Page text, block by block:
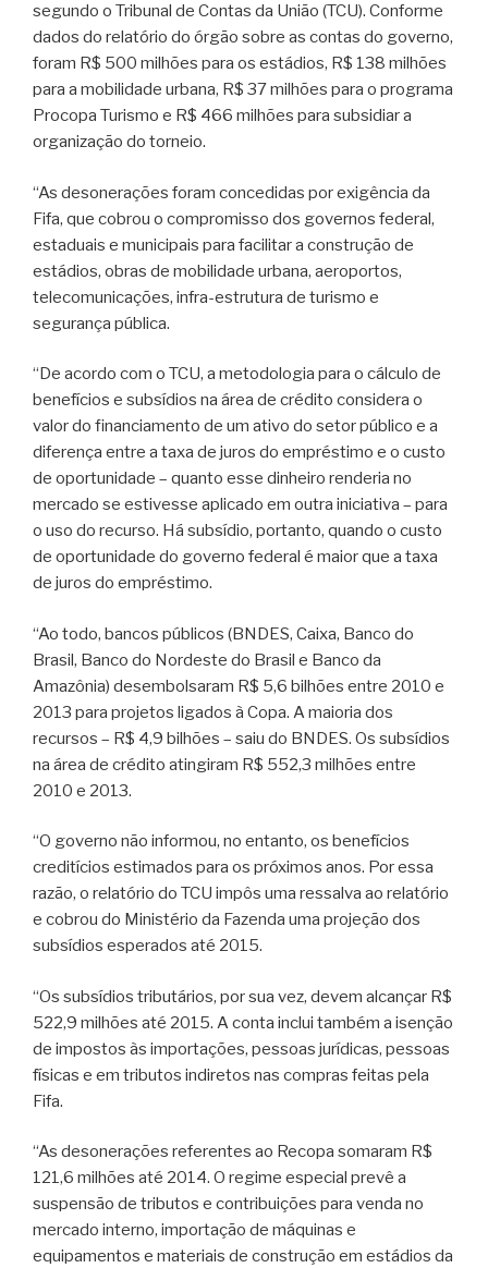
segundo o Tribunal de Contas da União (TCU). Conforme
dados do relatório do órgão sobre as contas do governo,
foram R$ 500 milhões para os estádios, R$ 138 milhões
para a mobilidade urbana, R$ 37 milhões para o programa
Procopa Turismo e R$ 466 milhões para subsidiar a
organização do torneio.
“As desonerações foram concedidas por exigência da
Fifa, que cobrou o compromisso dos governos federal,
estaduais e municipais para facilitar a construção de
estádios, obras de mobilidade urbana, aeroportos,
telecomunicações, infra-estrutura de turismo e
segurança pública.
“De acordo com o TCU, a metodologia para o cálculo de
benefícios e subsídios na área de crédito considera o
valor do financiamento de um ativo do setor público e a
diferença entre a taxa de juros do empréstimo e o custo
de oportunidade – quanto esse dinheiro renderia no
mercado se estivesse aplicado em outra iniciativa – para
o uso do recurso. Há subsídio, portanto, quando o custo
de oportunidade do governo federal é maior que a taxa
de juros do empréstimo.
“Ao todo, bancos públicos (BNDES, Caixa, Banco do
Brasil, Banco do Nordeste do Brasil e Banco da
Amazônia) desembolsaram R$ 5,6 bilhões entre 2010 e
2013 para projetos ligados à Copa. A maioria dos
recursos – R$ 4,9 bilhões – saiu do BNDES. Os subsídios
na área de crédito atingiram R$ 552,3 milhões entre
2010 e 2013.
“O governo não informou, no entanto, os benefícios
creditícios estimados para os próximos anos. Por essa
razão, o relatório do TCU impôs uma ressalva ao relatório
e cobrou do Ministério da Fazenda uma projeção dos
subsídios esperados até 2015.
“Os subsídios tributários, por sua vez, devem alcançar R$
522,9 milhões até 2015. A conta inclui também a isenção
de impostos às importações, pessoas jurídicas, pessoas
físicas e em tributos indiretos nas compras feitas pela
Fifa.
“As desonerações referentes ao Recopa somaram R$
121,6 milhões até 2014. O regime especial prevê a
suspensão de tributos e contribuições para venda no
mercado interno, importação de máquinas e
equipamentos e materiais de construção em estádios da